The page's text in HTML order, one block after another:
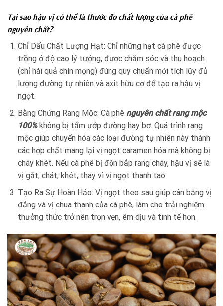
Tại sao hậu vị có thể là thước đo chất lượng của cà phê
nguyên chất?
Chỉ Dấu Chất Lượng Hạt: Chỉ những hạt cà phê được
trồng ở độ cao lý tưởng, được chăm sóc và thu hoạch
(chỉ hái quả chín mọng) đúng quy chuẩn mới tích lũy đủ
lượng đường tự nhiên và axit hữu cơ để tạo ra hậu vị
ngọt.
Bằng Chứng Rang Mộc: Cà phê nguyên chất rang mộc
100%không bị tẩm ướp đường hay bơ. Quá trình rang
mộc giúp chuyển hóa các loại đường tự nhiên này thành
các hợp chất mang lại vị ngọt caramen hóa mà không bị
cháy khét. Nếu cà phê bị độn bắp rang cháy, hậu vị sẽ là
vị gắt, chát, khét, thay vì vị ngọt thanh tao.
Tạo Ra Sự Hoàn Hảo: Vị ngọt theo sau giúp cân bằng vị
đắng và vị chua thanh của cà phê, làm cho trải nghiệm
thưởng thức trở nên trọn vẹn, êm dịu và tinh tế hơn.